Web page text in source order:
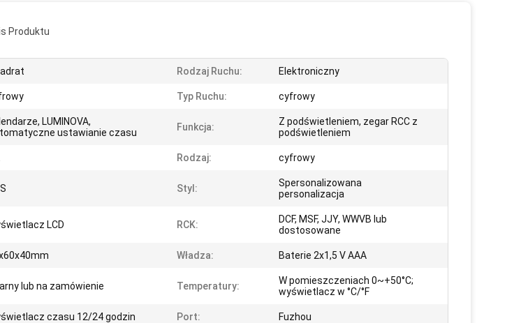
Produktu
Rodzaj Ruchu: Elektroniczny
Typ Ruchu: cyfrowy
LUMINOVA,
ustawianie czasu
Funkcja:
Z podświetleniem, zegar RCC z
podświetleniem
Rodzaj: cyfrowy
Styl:
Spersonalizowana
personalizacja
LCD RCK:
DCF, MSF, JJY, WWVB lub
dostosowane
Władza: Baterie 2x1,5 V AAA
lub na zamówienie Temperatury:
W pomieszczeniach 0~+50°C;
wyświetlacz w °C/°F
czasu 12/24 godzin Port: Fuzhou